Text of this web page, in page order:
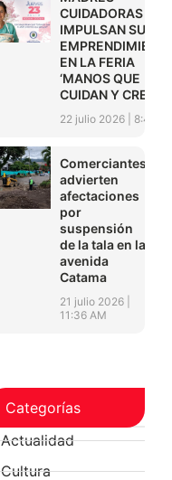
CUIDADORAS
IMPULSAN SUS
EN LA FERIA
‘MANOS QUE
CUIDAN Y CREAN’
22 julio 2026 8:45
Comerciantes
advierten
afectaciones
por
suspensión
de la tala en la
avenida
Catama
21 julio 2026
11:36 AM
Categorías
Actualidad
Cultura